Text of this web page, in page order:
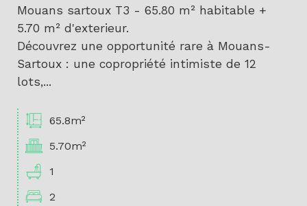
Mouans sartoux T3 - 65.80 m² habitable +
5.70 m² d'exterieur.
Découvrez une opportunité rare à Mouans-
Sartoux : une copropriété intimiste de 12
lots,...
65.8m²
5.70m²
1
2